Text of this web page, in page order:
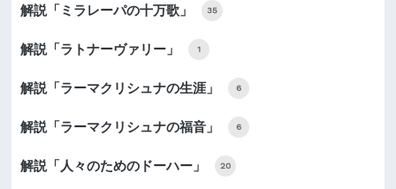
解説「ミラレーパの十万歌」 35
解説「ラトナーヴァリー」 1
解説「ラーマクリシュナの生涯」 6
解説「ラーマクリシュナの福音」 6
解説「人々のためのドーハー」 20